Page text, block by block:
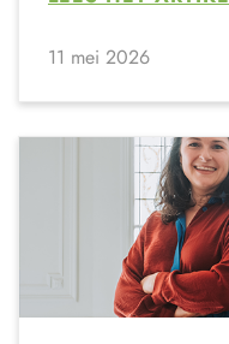
11 mei 2026